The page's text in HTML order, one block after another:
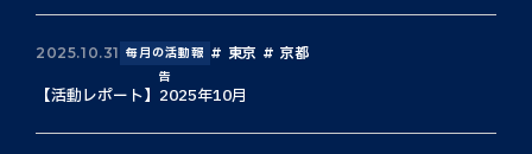
2025.10.31 毎月の活動報
告
東京 京都
【活動レポート】2025年10月